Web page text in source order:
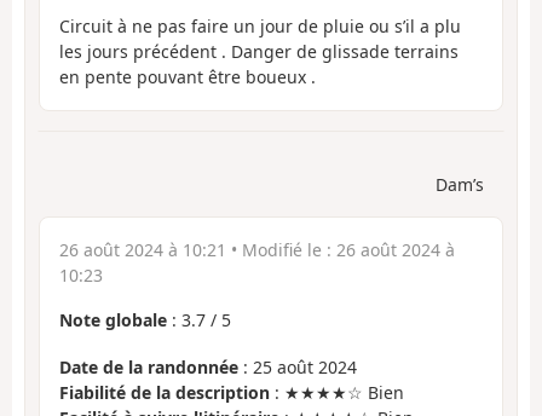
Circuit à ne pas faire un jour de pluie ou s’il a plu
les jours précédent . Danger de glissade terrains
en pente pouvant être boueux .
Dam’s
26 août 2024 à 10:21 • Modifié le : 26 août 2024 à
10:23
Note globale : 3.7 / 5
Date de la randonnée : 25 août 2024
Fiabilité de la description : ★★★★☆ Bien